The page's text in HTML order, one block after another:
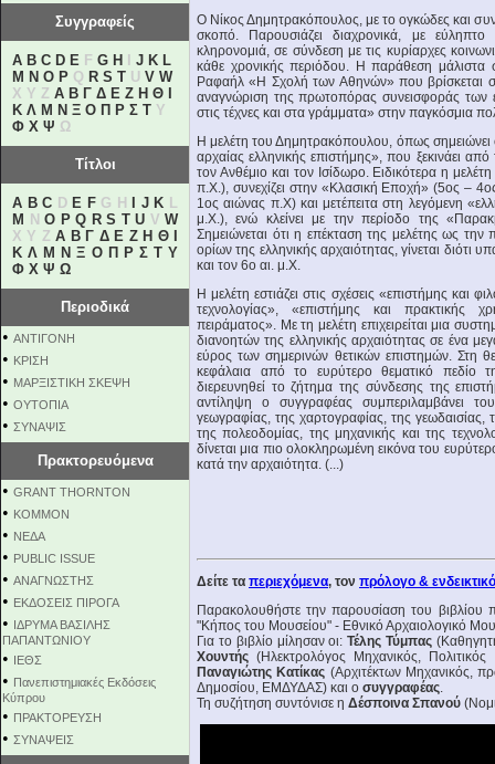
Συγγραφείς
A B C D E F G H J K L
M N O P Q R S T U V W
X Y Z Α Β Γ Δ Ε Ζ Η Θ
Κ Λ Μ Ν Ξ Ο Π Ρ Σ Τ Υ
Φ Χ Ψ Ω
Τίτλοι
A B C D E FG H J K L
M
N O P Q R S T U V W
X Y ZΑ Β Γ Δ Ε Ζ Η Θ
Κ Λ Μ Ν Ξ Ο Π Ρ Σ Τ Υ
Φ Χ Ψ Ω
Περιοδικά
• ΑΝΤΙΓΟΝΗ
• ΚΡΙΣΗ
• ΜΑΡΞΙΣΤΙΚΗ ΣΚΕΨΗ
• ΟΥΤΟΠΙΑ
• ΣΥΝΑΨΙΣ
Πρακτορευόμενα
• GRANT THORNTON
• KOMMON
• NEΔΑ
• PUBLIC ISSUE
• ΑΝΑΓΝΩΣΤΗΣ
• ΕΚΔΟΣΕΙΣ ΠΙΡΟΓΑ
• ΙΔΡΥΜΑ ΒΑΣΙΛΗΣ
ΠΑΠΑΝΤΩΝΙΟΥ
• ΙΕΘΣ
• Πανεπιστημιακές Εκδόσεις
Κύπρου
• ΠΡΑΚΤΟΡΕΥΣΗ
• ΣΥΝΑΨΕΙΣ
Ο Νίκος Δημητρακόπουλος, με το ογκώδες και
σκοπό. Παρουσιάζει διαχρονικά, με
κληρονομιά, σε σύνδεση με τις κυρίαρχες
κάθε χρονικής περιόδου. Η παράθεση μάλιστα
Ραφαήλ «Η Σχολή των Αθηνών» που βρίσκεται
αναγνώριση της πρωτοπόρας συνεισφοράς των
στις τέχνες και στα γράμματα» στην παγκόσμια
Η μελέτη του Δημητρακόπουλου, όπως σημειώνει
αρχαίας ελληνικής επιστήμης», που ξεκινάει
τον Ανθέμιο και τον Ισίδωρο. Ειδικότερα η
π.Χ.), συνεχίζει στην «Κλασική Εποχή» (5ος –
1ος αιώνας π.Χ) και μετέπειτα στη λεγόμενη
μ.Χ.), ενώ κλείνει με την περίοδο της
Σημειώνεται ότι η επέκταση της μελέτης ως
ορίων της ελληνικής αρχαιότητας, γίνεται διότι
και τον 6ο αι. μ.Χ.
Η μελέτη εστιάζει στις σχέσεις «επιστήμης και
τεχνολογίας», «επιστήμης και πρακτικής
πειράματος». Με τη μελέτη επιχειρείται μια
διανοητών της ελληνικής αρχαιότητας σε ένα
εύρος των σημερινών θετικών επιστημών. Στη
κεφάλαια από το ευρύτερο θεματικό πεδίο
διερευνηθεί το ζήτημα της σύνδεσης της
αντίληψη ο συγγραφέας συμπεριλαμβάνει
γεωγραφίας, της χαρτογραφίας, της γεωδαισίας,
της πολεοδομίας, της μηχανικής και της
δίνεται μια πιο ολοκληρωμένη εικόνα του
κατά την αρχαιότητα. (...)
Δείτε τα περιεχόμενα, τον πρόλογο &
Παρακολουθήστε την παρουσίαση του βιβλίου
"Κήπος του Μουσείου" - Εθνικό Αρχαιολογικό
Για το βιβλίο μίλησαν οι:Τέλης Τύμπας
Χουντής (Ηλεκτρολόγος Μηχανικός,
Παναγιώτης Κατίκας (Αρχιτέκτων Μηχανικός,
Δημοσίου, ΕΜΔΥΔΑΣ) και ο συγγραφέας.
Τη συζήτηση συντόνισε η Δέσποινα Σπανού